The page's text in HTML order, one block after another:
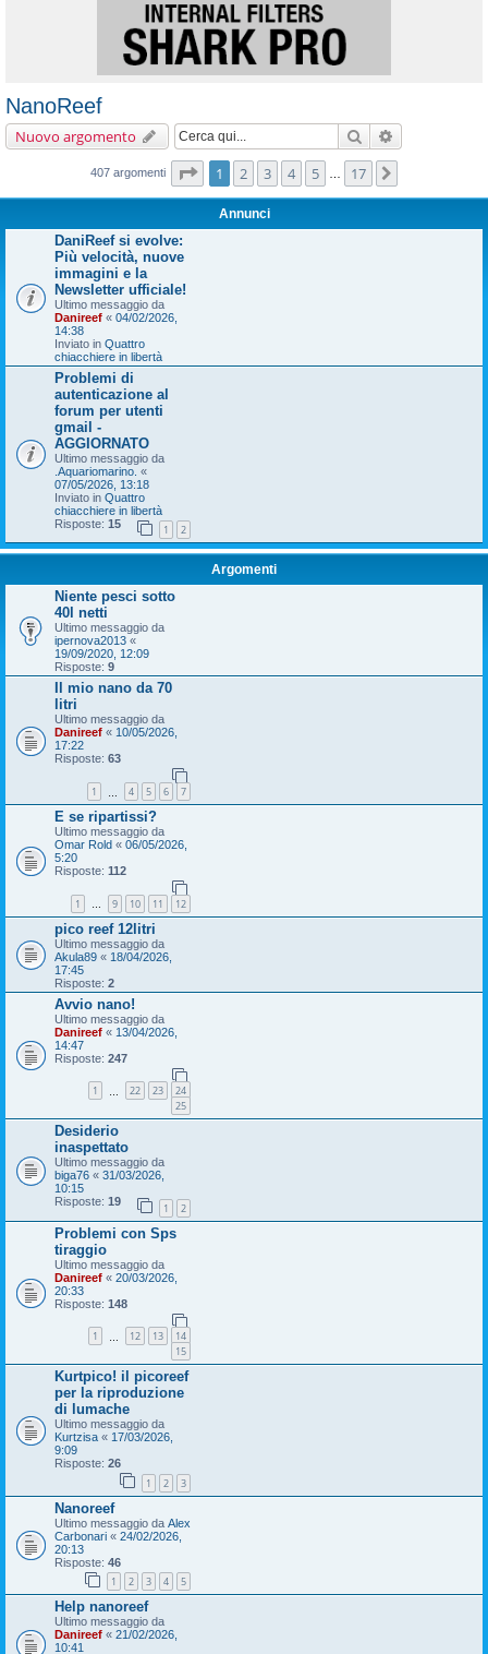
NanoReef
Nuovo argomento Cerca
407 argomenti Pagina1 di
1 2 3 4 5 17
Annunci
DaniReef si evolve:
Più velocità, nuove
immagini e la
Newsletter ufficiale!
Ultimo messaggio da
Danireef « 04/02/2026,
14:38
Inviato in Quattro
chiacchiere in libertà
Problemi di
autenticazione al
forum per utenti
gmail -
AGGIORNATO
Ultimo messaggio da
.Aquariomarino. «
07/05/2026, 13:18
Inviato in Quattro
chiacchiere in libertà
Risposte: 15 1 2
Argomenti
Niente pesci sotto
40l netti
Ultimo messaggio da
ipernova2013 «
19/09/2020, 12:09
Risposte: 9
Il mio nano da 70
litri
Ultimo messaggio da
Danireef « 10/05/2026,
17:22
Risposte: 63
1 4 5 6 7
E se ripartissi?
Ultimo messaggio da
Omar Rold « 06/05/2026,
5:20
Risposte: 112
1 … 9 10 11 12
pico reef 12litri
Ultimo messaggio da
Akula89 « 18/04/2026,
17:45
Risposte: 2
Avvio nano!
Ultimo messaggio da
Danireef « 13/04/2026,
14:47
Risposte: 247
1 22 23
24
25
Desiderio
inaspettato
Ultimo messaggio da
biga76 « 31/03/2026,
10:15
Risposte: 19 1 2
Problemi con Sps
tiraggio
Ultimo messaggio da
Danireef « 20/03/2026,
20:33
Risposte: 148
1 12 13
14
15
Kurtpico! il picoreef
per la riproduzione
di lumache
Ultimo messaggio da
Kurtzisa « 17/03/2026,
9:09
Risposte: 26
1 2 3
Nanoreef
Ultimo messaggio da Alex
Carbonari « 24/02/2026,
20:13
Risposte: 46
1 2 3 4 5
Help nanoreef
Ultimo messaggio da
Danireef « 21/02/2026,
10:41